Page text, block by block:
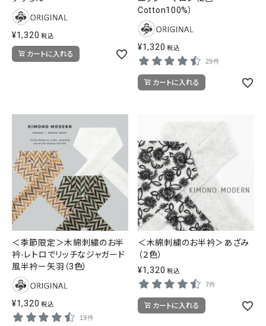
¥1,320 税込
カートに入れる
Cotton100%）
¥1,320 税込
29件
カートに入れる
＜季節限定＞木綿刺繍のお半
衿-レトロでリッチなジャガード
風半衿ー矢羽（3色）
¥1,320 税込
19件
＜木綿刺繍のお半衿＞あざみ
（２色）
¥1,320 税込
7件
カートに入れる